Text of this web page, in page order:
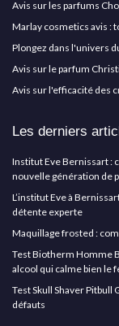
Avis sur les parfums
Marlay cosmetics avis :
Plongez dans l'univers
Avis sur le parfum
Avis sur l'efficacité des
Les derniers
Institut Eve Bernissart :
nouvelle génération de
L’institut Eve à
détente experte
Maquillage frosted :
Test Biotherm Homme
alcool qui calme bien le
Test Skull Shaver Pitbull
défauts